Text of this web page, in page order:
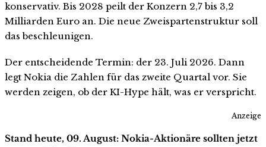
konservativ. Bis 2028 peilt der Konzern 2,7 bis 3,2
Milliarden Euro an. Die neue Zweispartenstruktur soll
das beschleunigen.
Der entscheidende Termin: der 23. Juli 2026. Dann
legt Nokia die Zahlen für das zweite Quartal vor. Sie
werden zeigen, ob der KI-Hype hält, was er verspricht.
Anzeige
Stand heute, 09. August: Nokia-Aktionäre sollten jetzt